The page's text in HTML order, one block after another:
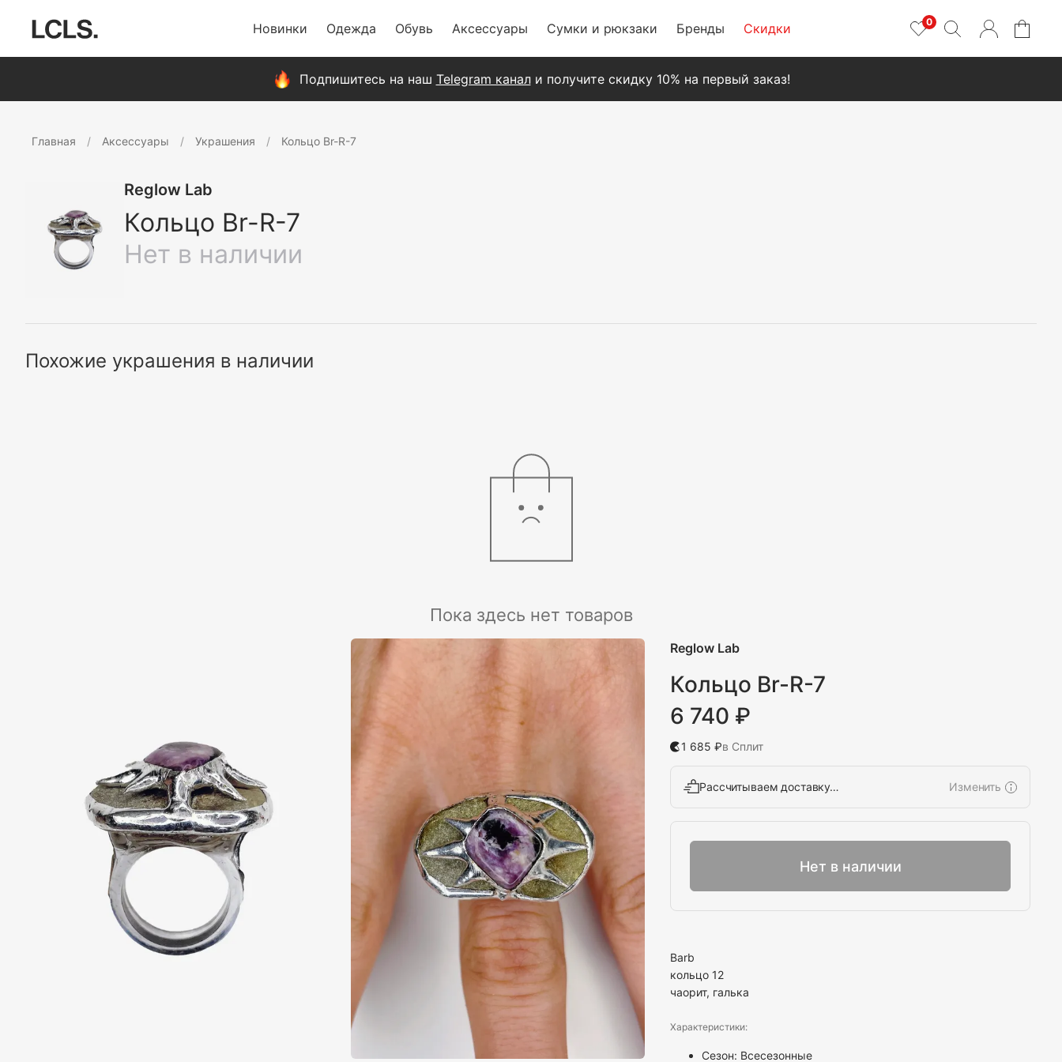
0
Новинки Одежда Обувь Аксессуары Сумки и рюкзаки Бренды Скидки
Подпишитесь на наш Telegram канали получите скидку 10% на первый заказ!
Главная Аксессуары Украшения Кольцо Br-R-7
Reglow Lab
Кольцо Br-R-7
Нет в наличии
Похожие украшения в наличии
Пока здесь нет товаров
Reglow Lab
Кольцо Br-R-7
6 740 ₽
1 685 ₽в Сплит
Рассчитываем доставку… Изменить
Нет в наличии
Barb
кольцо 12
чаорит, галька
Характеристики:
Сезон: Всесезонные